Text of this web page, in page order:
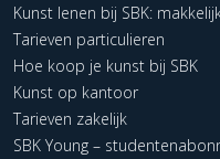
Kunst lenen bij SBK:
Tarieven particulieren
Hoe koop je kunst bij SBK
Kunst op kantoor
Tarieven zakelijk
SBK Young –